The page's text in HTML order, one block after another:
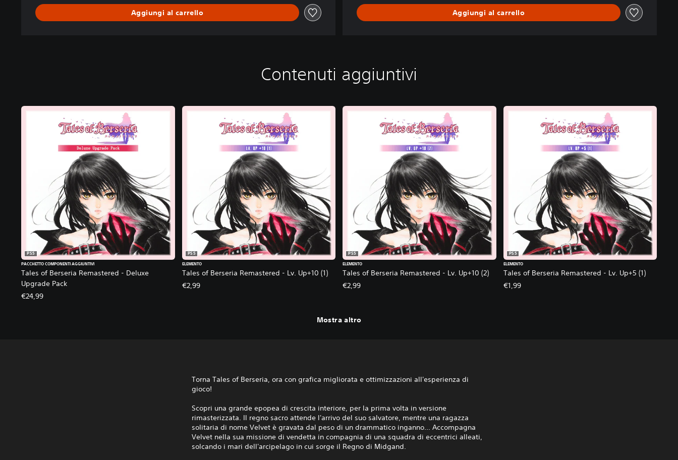
Aggiungi al carrello Aggiungi al carrello
Contenuti aggiuntivi
Tales of Berseria Remastered - Deluxe
Upgrade Pack
PS5
PACCHETTO COMPONENTI AGGIUNTIVI
€24,99
Tales of Berseria Remastered - Lv. Up+10 (1)
PS5
ELEMENTO
€2,99
Tales of Berseria Remastered - Lv. Up+10 (2)
PS5
ELEMENTO
€2,99
Tales of Berseria Remastered - Lv. Up+5 (1)
PS5
ELEMENTO
€1,99
Mostra altro
Torna Tales of Berseria, ora con grafica migliorata e ottimizzazioni all'esperienza di
gioco!
Scopri una grande epopea di crescita interiore, per la prima volta in versione
rimasterizzata. Il regno sacro attende l'arrivo del suo salvatore, mentre una ragazza
solitaria di nome Velvet è gravata dal peso di un drammatico inganno... Accompagna
Velvet nella sua missione di vendetta in compagnia di una squadra di eccentrici alleati,
solcando i mari dell'arcipelago in cui sorge il Regno di Midgand.